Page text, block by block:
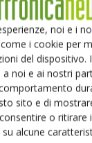
noi e i
i cookie per
del dispositivo.
noi e ai nostri
sito e di
o ritirare
alcune
a ridurre la
L’aspetto più
dal fatto
a
mondiale, il
da 4”. Alcuni
iniziato a
in una